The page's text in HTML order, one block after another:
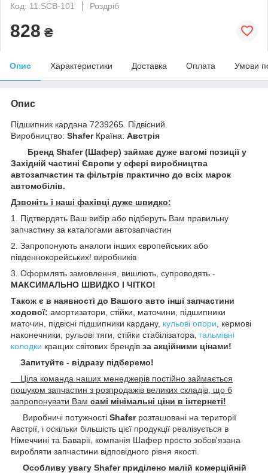
Код: 11.SCB-101
Роздріб
828 ₴
Опис Характеристики Доставка Оплата Умови
Опис
Підшипник кардана 7239265. Підвісний.
Виробництво: ShaferКраїна: Австрія
Бренд Shafer (Шафер) займає дуже вагомі позиції у
Західній частині Європи у сфері виробництва
автозапчастин та фільтрів практично до всіх марок
автомобілів.
Дзвоніть і наші фахівці дуже швидко:
1. Підтвердять Ваш вибір або підберуть Вам правильну
запчастину за каталогами автозапчастин
2. Запропонують аналоги інших європейських або
південнокорейських! виробників
3. Оформлять замовлення, вишлють, супроводять -
МАКСИМАЛЬНО ШВИДКО І ЧІТКО!
Також є в наявності до Вашого авто інші запчастини
ходової: амортизатори, стійки, маточини , підшипники
маточин,
підвісні підшипники кардану, кульові опори , кермові
наконечники, рульові тяги, стійки стабілізатора, гальмівні
колодки кращих світових брендів за акційними цінами!
Запитуйте - відразу підберемо!
Ціла команда наших менеджерів постійно займається
пошуком запчастин з розпродажів великих складів, що б
запропонувати Вам самі мінімальні ціни в інтернеті!
Виробничі потужності Shaferрозташовані на території
Австрії, і оскільки більшість цієї продукції реалізується в
Німеччині та Баварії, компанія Шафер просто зобов'язана
виробляти запчастини відповідного рівня якості.
Особливу увагу Shafer приділено малій комерційній